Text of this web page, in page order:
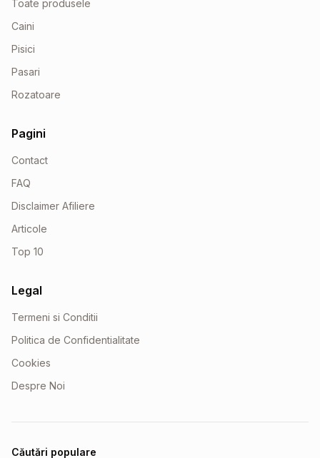
Toate produsele
Caini
Pisici
Pasari
Rozatoare
Pagini
Contact
FAQ
Disclaimer Afiliere
Articole
Top 10
Legal
Termeni si Conditii
Politica de Confidentialitate
Cookies
Despre Noi
Căutări populare